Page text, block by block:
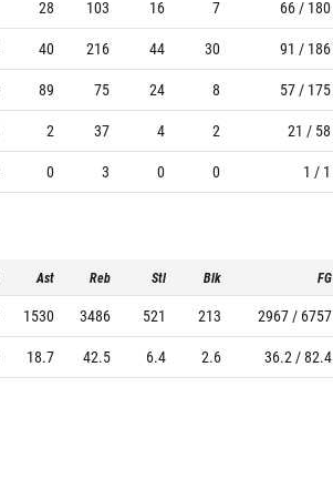
28 103 16 7 66 / 180
40 216 44 30 91 / 186
89 75 24 8 57 / 175
2 37 4 2 21 / 58
0 3 0 0 1 / 1
Ast Reb Stl Blk FG
1530 3486 521 213 2967 / 6757
18.7 42.5 6.4 2.6 36.2 / 82.4